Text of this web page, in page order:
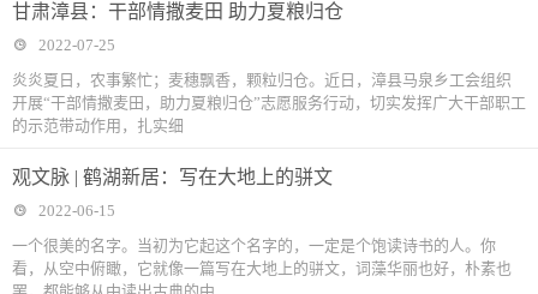
甘肃漳县：干部情撒麦田 助力夏粮归仓
2022-07-25
炎炎夏日，农事繁忙；麦穗飘香，颗粒归仓。近日，漳县马泉乡工会组织
开展“干部情撒麦田，助力夏粮归仓”志愿服务行动，切实发挥广大干部职工
的示范带动作用，扎实细
观文脉 | 鹤湖新居：写在大地上的骈文
2022-06-15
一个很美的名字。当初为它起这个名字的，一定是个饱读诗书的人。你
看，从空中俯瞰，它就像一篇写在大地上的骈文，词藻华丽也好，朴素也